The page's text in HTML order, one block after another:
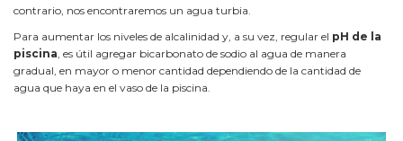
contrario, nos encontraremos un agua turbia.
Para aumentar los niveles de alcalinidad y, a su vez, regular el pH de la
piscina , es útil agregar bicarbonato de sodio al agua de manera
gradual, en mayor o menor cantidad dependiendo de la cantidad de
agua que haya en el vaso de la piscina.